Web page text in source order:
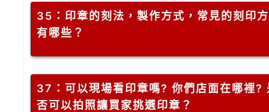
35 ：印章的刻法，製作方式，常見的刻印
有哪些？
37 ：可以現場看印章嗎? 你們店面在哪裡?
否可以拍照讓買家挑選印章？